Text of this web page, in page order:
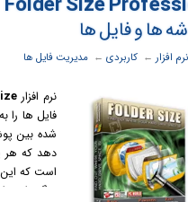
شوند. با
ها و فایل ها
نرم افزار ← ‏ کاربردی ← ‏ مدیریت فایل ها
نرم افزار
فایل ها را
شده بین
دهد که هر
است که
بزرگ را